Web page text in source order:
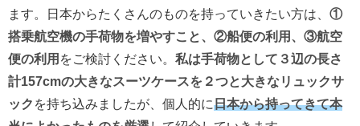
ます。日本からたくさんのものを持っていきたい方は、 ①
搭乗航空機の手荷物を増やすこと、②船便の利用、③航空
便の利用 をご検討ください。 私は手荷物として３辺の長さ
計157cmの大きなスーツケースを２つと大きなリュックサ
ック を持ち込みましたが、個人的に日本から持ってきて本